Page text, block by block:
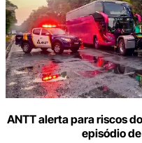
ANTT alerta para riscos
episódio